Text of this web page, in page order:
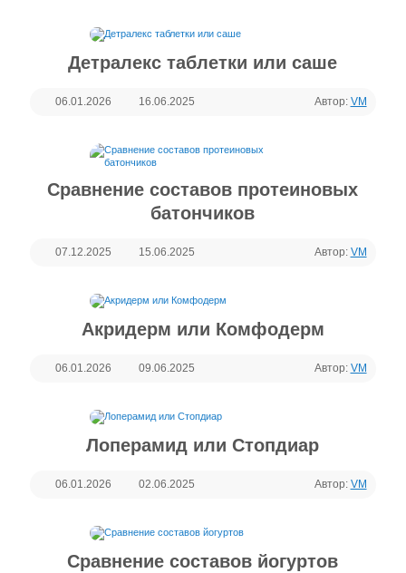
Детралекс таблетки или саше
06.01.2026 16.06.2025 Автор: VM
Сравнение составов протеиновых
батончиков
07.12.2025 15.06.2025 Автор: VM
Акридерм или Комфодерм
06.01.2026 09.06.2025 Автор: VM
Лоперамид или Стопдиар
06.01.2026 02.06.2025 Автор: VM
Сравнение составов йогуртов